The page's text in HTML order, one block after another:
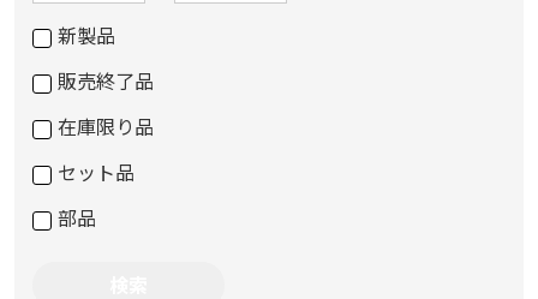
新製品
販売終了品
在庫限り品
セット品
部品